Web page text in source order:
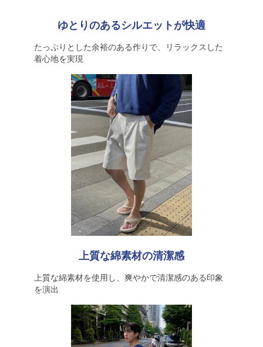
ゆとりのあるシルエットが快適
たっぷりとした余裕のある作りで、リラックスした
着心地を実現
上質な綿素材の清潔感
上質な綿素材を使用し、爽やかで清潔感のある印象
を演出